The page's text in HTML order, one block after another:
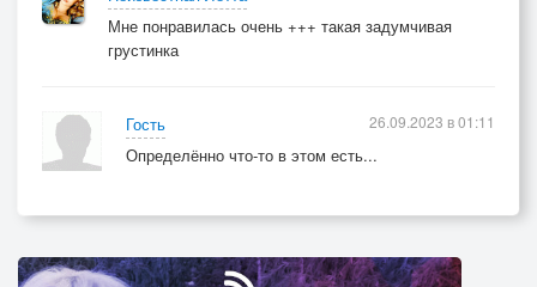
Мне понравилась очень +++ такая задумчивая
грустинка
Гость
Определённо что-то в этом есть...
26.09.2023 в 01:11